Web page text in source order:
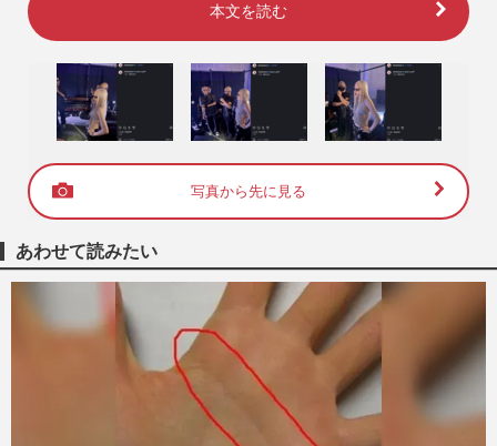
本文を読む
写真から先に見る
あわせて読みたい